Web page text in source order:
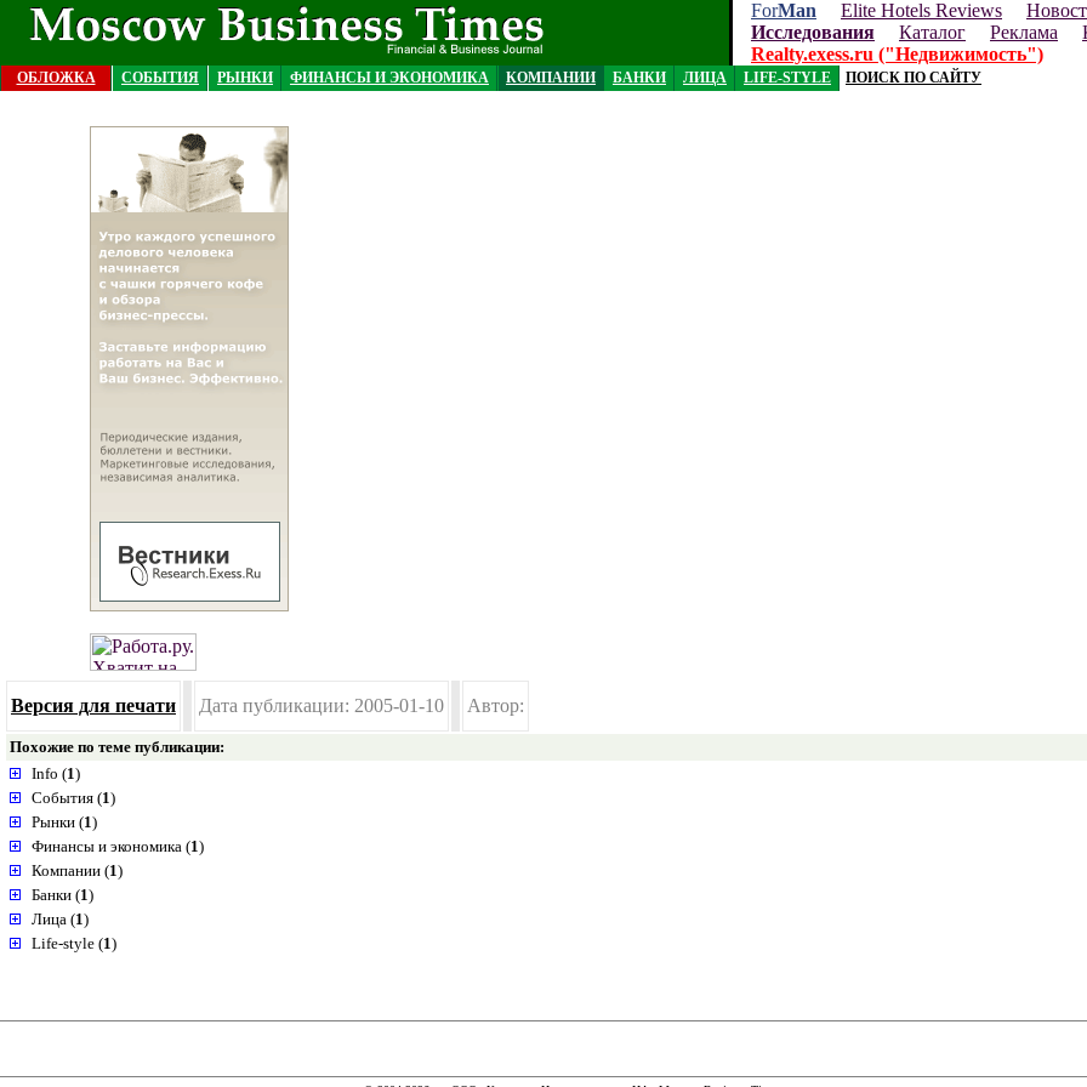
ForMan Elite Hotels Reviews
Исследования
Каталог Реклама
Realty.exess.ru ("Недвижимость")
ОБЛОЖКА СОБЫТИЯ РЫНКИ ФИНАНСЫ И ЭКОНОМИКА КОМПАНИИ БАНКИ ЛИЦА LIFE-STYLE ПОИСК ПО САЙТУ
Версия для печати Дата публикации: 2005-01-10 Автор:
Похожие по теме публикации:
Info (1)
События (1)
Рынки (1)
Финансы и экономика (1)
Компании (1)
Банки (1)
Лица (1)
Life-style (1)